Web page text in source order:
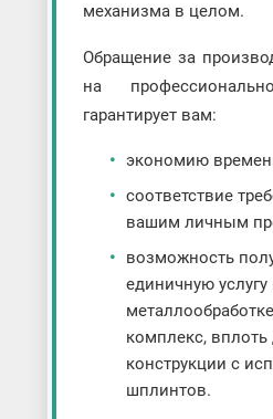
механизма в целом.
Обращение за
на
гарантирует вам:
экономию
соответствие
вашим личным
возможность
единичную услугу
комплекс, вплоть
конструкции с
шплинтов.